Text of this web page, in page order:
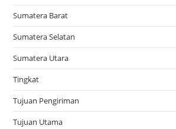
Sumatera Barat
Sumatera Selatan
Sumatera Utara
Tingkat
Tujuan Pengiriman
Tujuan Utama